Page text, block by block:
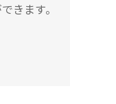
きます。